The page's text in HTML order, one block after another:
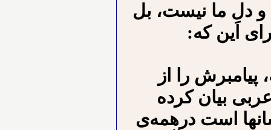
و دلِ ما نیست، بل
این که:
پیامبرش را از
بیان کرده
است درهمه‌ی